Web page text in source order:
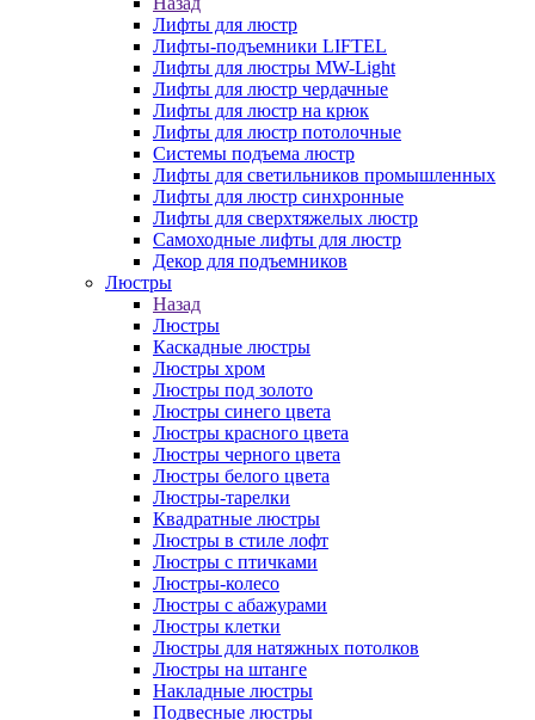
Лифты для люстр
Лифты-подъемники LIFTEL
Лифты для люстры MW-Light
Лифты для люстр чердачные
Лифты для люстр на крюк
Лифты для люстр потолочные
Системы подъема люстр
Лифты для светильников промышленных
Лифты для люстр синхронные
Лифты для сверхтяжелых люстр
Самоходные лифты для люстр
Декор для подъемников
Люстры
Назад
Люстры
Каскадные люстры
Люстры хром
Люстры под золото
Люстры синего цвета
Люстры красного цвета
Люстры черного цвета
Люстры белого цвета
Люстры-тарелки
Квадратные люстры
Люстры в стиле лофт
Люстры с птичками
Люстры-колесо
Люстры с абажурами
Люстры клетки
Люстры для натяжных потолков
Люстры на штанге
Накладные люстры
Подвесные люстры